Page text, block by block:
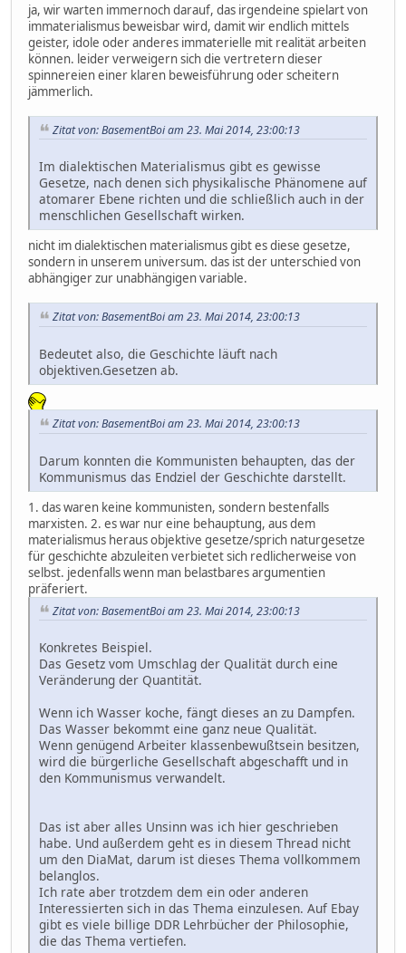
ja, wir warten immernoch darauf, das irgendeine spielart von
immaterialismus beweisbar wird, damit wir endlich mittels
geister, idole oder anderes immaterielle mit realität arbeiten
können. leider verweigern sich die vertretern dieser
spinnereien einer klaren beweisführung oder scheitern
jämmerlich.
Zitat von: BasementBoi am 23. Mai 2014, 23:00:13
Im dialektischen Materialismus gibt es gewisse
Gesetze, nach denen sich physikalische Phänomene auf
atomarer Ebene richten und die schließlich auch in der
menschlichen Gesellschaft wirken.
nicht im dialektischen materialismus gibt es diese gesetze,
sondern in unserem universum. das ist der unterschied von
abhängiger zur unabhängigen variable.
Zitat von: BasementBoi am 23. Mai 2014, 23:00:13
Bedeutet also, die Geschichte läuft nach
objektiven.Gesetzen ab.
Zitat von: BasementBoi am 23. Mai 2014, 23:00:13
Darum konnten die Kommunisten behaupten, das der
Kommunismus das Endziel der Geschichte darstellt.
1. das waren keine kommunisten, sondern bestenfalls
marxisten. 2. es war nur eine behauptung, aus dem
materialismus heraus objektive gesetze/sprich naturgesetze
für geschichte abzuleiten verbietet sich redlicherweise von
selbst. jedenfalls wenn man belastbares argumentien
präferiert.
Zitat von: BasementBoi am 23. Mai 2014, 23:00:13
Konkretes Beispiel.
Das Gesetz vom Umschlag der Qualität durch eine
Veränderung der Quantität.
Wenn ich Wasser koche, fängt dieses an zu Dampfen.
Das Wasser bekommt eine ganz neue Qualität.
Wenn genügend Arbeiter klassenbewußtsein besitzen,
wird die bürgerliche Gesellschaft abgeschafft und in
den Kommunismus verwandelt.
Das ist aber alles Unsinn was ich hier geschrieben
habe. Und außerdem geht es in diesem Thread nicht
um den DiaMat, darum ist dieses Thema vollkommem
belanglos.
Ich rate aber trotzdem dem ein oder anderen
Interessierten sich in das Thema einzulesen. Auf Ebay
gibt es viele billige DDR Lehrbücher der Philosophie,
die das Thema vertiefen.